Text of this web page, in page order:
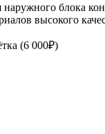
наружного блока
высокого
(6 000₽)